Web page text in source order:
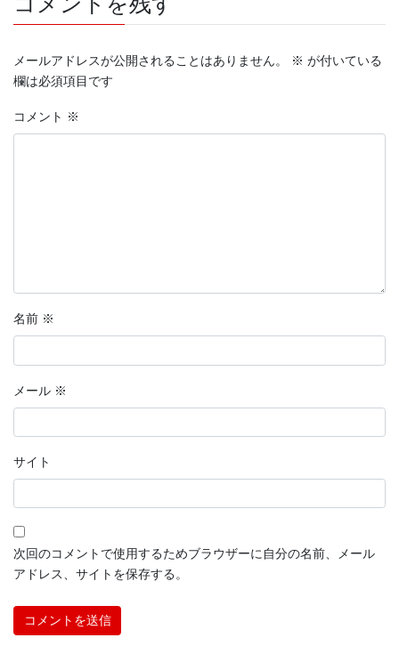
メールアドレスが公開されることはありません。 ※ が付いている
欄は必須項目です
コメント ※
名前 ※
メール ※
サイト
次回のコメントで使用するためブラウザーに自分の名前、メール
アドレス、サイトを保存する。